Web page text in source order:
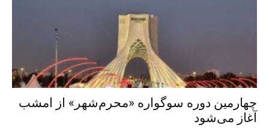
چهارمین دوره سوگواره «محرم‌شهر» از امشب
آغاز می‌شود